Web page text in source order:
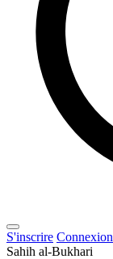
S'inscrire Connexion
Sahih al-Bukhari